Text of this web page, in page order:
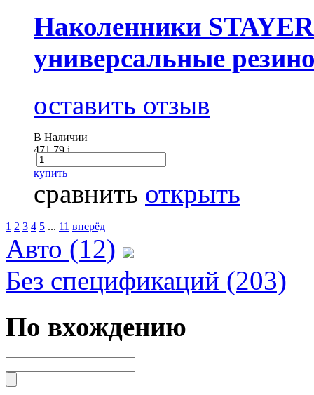
Наколенники
универсальные
оставить отзыв
В Наличии
471.79i
купить
сравнить открыть
1 2 3 4 5 ... 11 вперёд
Авто (12)
Без спецификаций (203)
По вхождению